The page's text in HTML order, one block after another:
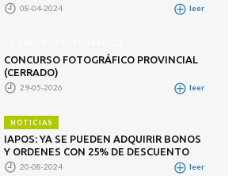
08-04-2024 leer
CONCURSO FOTOGRÁFICO PROVINCIAL
(CERRADO)
29-05-2026 leer
NOTICIAS
IAPOS: YA SE PUEDEN ADQUIRIR BONOS
Y ORDENES CON 25% DE DESCUENTO
20-08-2024 leer